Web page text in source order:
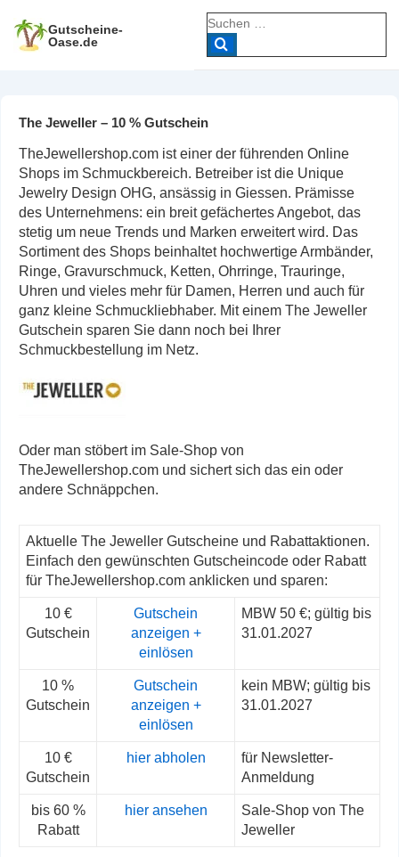
Zum
Inhalt
Gutscheine-
Oase.de
Suche
nach:
The Jeweller – 10 % Gutschein
TheJewellershop.com ist einer der führenden Online
Shops im Schmuckbereich. Betreiber ist die Unique
Jewelry Design OHG, ansässig in Giessen. Prämisse
des Unternehmens: ein breit gefächertes Angebot, das
stetig um neue Trends und Marken erweitert wird. Das
Sortiment des Shops beinhaltet hochwertige Armbänder,
Ringe, Gravurschmuck, Ketten, Ohrringe, Trauringe,
Uhren und vieles mehr für Damen, Herren und auch für
ganz kleine Schmuckliebhaber. Mit einem The Jeweller
Gutschein sparen Sie dann noch bei Ihrer
Schmuckbestellung im Netz.
Oder man stöbert im Sale-Shop von
TheJewellershop.com und sichert sich das ein oder
andere Schnäppchen.
Aktuelle The Jeweller Gutscheine und Rabattaktionen.
Einfach den gewünschten Gutscheincode oder Rabatt
für TheJewellershop.com anklicken und sparen:
10 €
Gutschein
Gutschein
anzeigen +
einlösen
MBW 50 €; gültig bis
31.01.2027
10 %
Gutschein
Gutschein
anzeigen +
einlösen
kein MBW; gültig bis
31.01.2027
10 €
Gutschein
hier abholen
für Newsletter-
Anmeldung
bis 60 %
Rabatt
hier ansehen
Sale-Shop von The
Jeweller